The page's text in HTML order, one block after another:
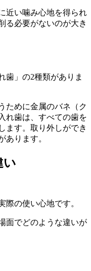
近い噛み心地を得られ
る必要がないのが大き
歯」の2種類がありま
ために金属のバネ（ク
れ歯は、すべての歯を
ます。取り外しができ
あります。
い
際の使い心地です。
面でどのような違いが